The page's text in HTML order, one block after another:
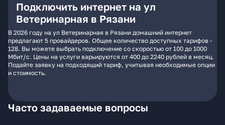
Подключить интернет на ул
Ветеринарная в Рязани
В 2026 году на ул Ветеринарная в Рязани домашний интернет
предлагают 5 провайдеров. Общее количество доступных тарифов -
128. Вы можете выбрать подключение со скоростью от 100 до 1000
Мбит/с. Цены на услуги варьируются от 400 до 2240 рублей в месяц.
Подайте заявку на подходящий тариф, учитывая необходимые опции
и стоимость.
Часто задаваемые вопросы